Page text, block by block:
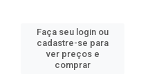
Faça seu login ou
cadastre-se para
ver preços e
comprar